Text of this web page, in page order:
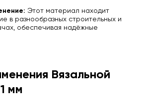
Этот материал находит
в разнообразных строительных и
обеспечивая надёжные
Вязальной
мм